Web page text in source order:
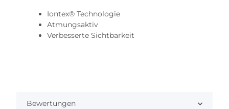
Iontex® Technologie
Atmungsaktiv
Verbesserte Sichtbarkeit
Bewertungen